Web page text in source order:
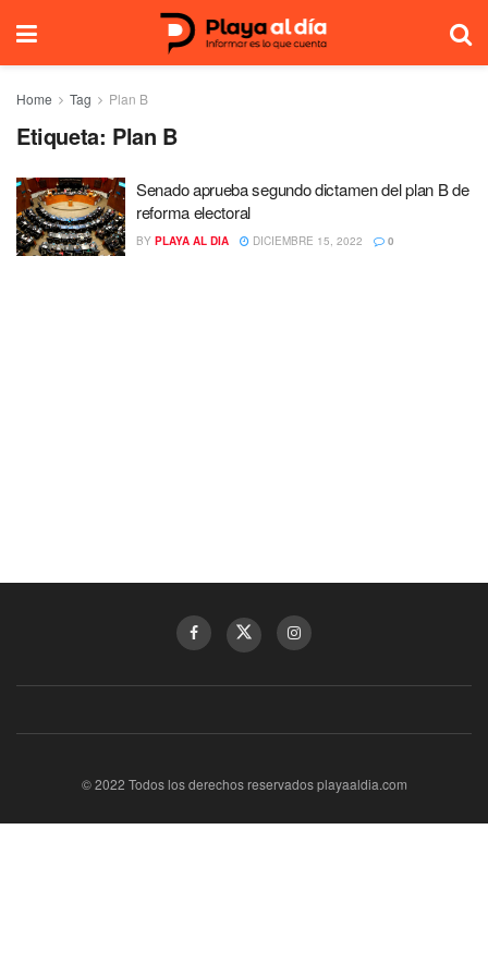
Home Tag Plan B
Etiqueta: Plan B
Senado aprueba segundo dictamen del plan B de
reforma electoral
BY PLAYA AL DIA DICIEMBRE 15, 2022 0
© 2022 Todos los derechos reservados playaaldia.com